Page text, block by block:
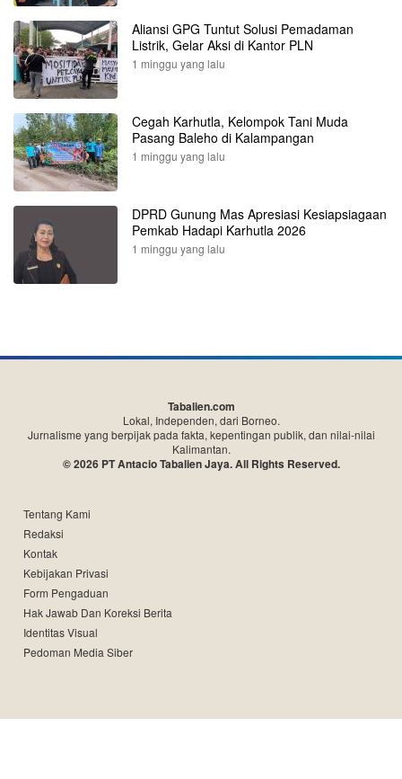
Aliansi GPG Tuntut Solusi Pemadaman
Listrik, Gelar Aksi di Kantor PLN
1 minggu yang lalu
Cegah Karhutla, Kelompok Tani Muda
Pasang Baleho di Kalampangan
1 minggu yang lalu
DPRD Gunung Mas Apresiasi Kesiapsiagaan
Pemkab Hadapi Karhutla 2026
1 minggu yang lalu
Tabalien.com
Lokal, Independen, dari Borneo.
Jurnalisme yang berpijak pada fakta, kepentingan publik, dan nilai-nilai
Kalimantan.
© 2026 PT Antacio Tabalien Jaya. All Rights Reserved.
Tentang Kami
Redaksi
Kontak
Kebijakan Privasi
Form Pengaduan
Hak Jawab Dan Koreksi Berita
Identitas Visual
Pedoman Media Siber